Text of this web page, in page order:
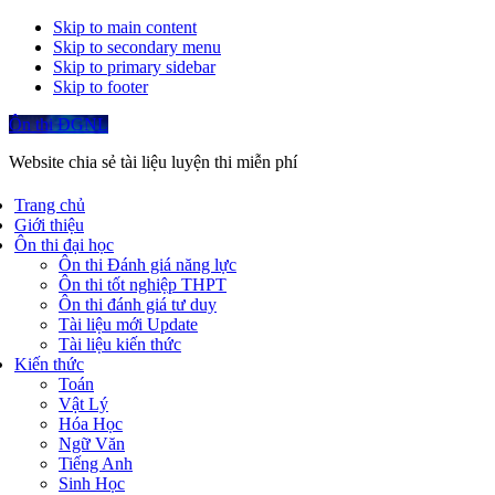
Skip to main content
Skip to secondary menu
Skip to primary sidebar
Skip to footer
Ôn thi ĐGNL
Website chia sẻ tài liệu luyện thi miễn phí
Trang chủ
Giới thiệu
Ôn thi đại học
Ôn thi Đánh giá năng lực
Ôn thi tốt nghiệp THPT
Ôn thi đánh giá tư duy
Tài liệu mới Update
Tài liệu kiến thức
Kiến thức
Toán
Vật Lý
Hóa Học
Ngữ Văn
Tiếng Anh
Sinh Học